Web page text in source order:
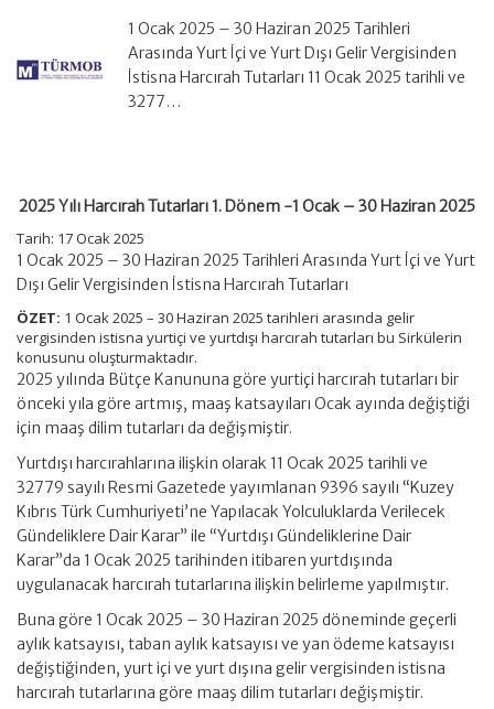
Ocak
30
Haziran
2025
1 Ocak 2025 – 30 Haziran 2025 Tarihleri
Arasında Yurt İçi ve Yurt Dışı Gelir Vergisinden
İstisna Harcırah Tutarları 11 Ocak 2025 tarihli ve
3277…
2025 Yılı Harcırah Tutarları 1. Dönem -1 Ocak – 30 Haziran 2025
Tarih: 17 Ocak 2025
1 Ocak 2025 – 30 Haziran 2025 Tarihleri Arasında Yurt İçi ve Yurt
Dışı Gelir Vergisinden İstisna Harcırah Tutarları
ÖZET: 1 Ocak 2025 – 30 Haziran 2025 tarihleri arasında gelir
vergisinden istisna yurtiçi ve yurtdışı harcırah tutarları bu Sirkülerin
konusunu oluşturmaktadır.
2025 yılında Bütçe Kanununa göre yurtiçi harcırah tutarları bir
önceki yıla göre artmış, maaş katsayıları Ocak ayında değiştiği
için maaş dilim tutarları da değişmiştir.
Yurtdışı harcırahlarına ilişkin olarak 11 Ocak 2025 tarihli ve
32779 sayılı Resmi Gazetede yayımlanan 9396 sayılı “Kuzey
Kıbrıs Türk Cumhuriyeti’ne Yapılacak Yolculuklarda Verilecek
Gündeliklere Dair Karar” ile “Yurtdışı Gündeliklerine Dair
Karar”da 1 Ocak 2025 tarihinden itibaren yurtdışında
uygulanacak harcırah tutarlarına ilişkin belirleme yapılmıştır.
Buna göre 1 Ocak 2025 – 30 Haziran 2025 döneminde geçerli
aylık katsayısı, taban aylık katsayısı ve yan ödeme katsayısı
değiştiğinden, yurt içi ve yurt dışına gelir vergisinden istisna
harcırah tutarlarına göre maaş dilim tutarları değişmiştir.